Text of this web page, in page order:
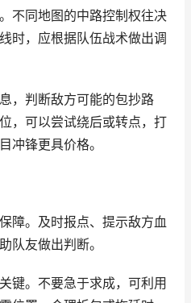
不同地图的中路控制权往决
时，应根据队伍战术做出调
，判断敌方可能的包抄路
，可以尝试绕后或转点，打
冲锋更具价格。
障。及时报点、提示敌方血
队友做出判断。
键。不要急于求成，可利用